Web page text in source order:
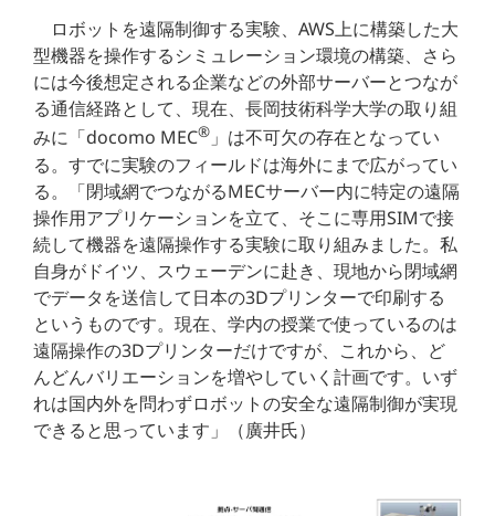
ロボットを遠隔制御する実験、AWS上に構築した大
型機器を操作するシミュレーション環境の構築、さら
には今後想定される企業などの外部サーバーとつなが
る通信経路として、現在、長岡技術科学大学の取り組
みに「docomo MEC® 」は不可欠の存在となってい
る。すでに実験のフィールドは海外にまで広がってい
る。「閉域網でつながるMECサーバー内に特定の遠隔
操作用アプリケーションを立て、そこに専用SIMで接
続して機器を遠隔操作する実験に取り組みました。私
自身がドイツ、スウェーデンに赴き、現地から閉域網
でデータを送信して日本の3Dプリンターで印刷する
というものです。現在、学内の授業で使っているのは
遠隔操作の3Dプリンターだけですが、これから、ど
んどんバリエーションを増やしていく計画です。いず
れは国内外を問わずロボットの安全な遠隔制御が実現
できると思っています」（廣井氏）